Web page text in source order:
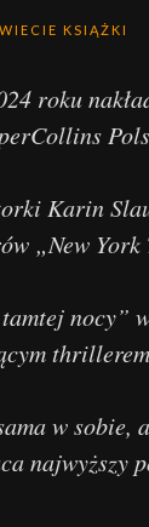
KSIĄŻKI
roku
Karin
„New York
nocy”
w sobie,
najwyższy